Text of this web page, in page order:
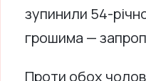
зупинили 54-
грошима —
Проти обох